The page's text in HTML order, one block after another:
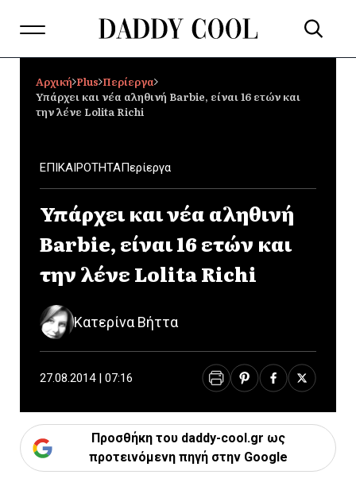
Αρχική Plus Περίεργα
Υπάρχει και νέα αληθινή Barbie, είναι 16 ετών και
την λένε Lolita Richi
ΕΠΙΚΑΙΡΟΤΗΤΑΠερίεργα
Υπάρχει και νέα αληθινή
Barbie, είναι 16 ετών και
την λένε Lolita Richi
Κατερίνα Βήττα
27.08.2014 | 07:16
Προσθήκη του daddy-cool.gr ως
προτεινόμενη πηγή στην Google